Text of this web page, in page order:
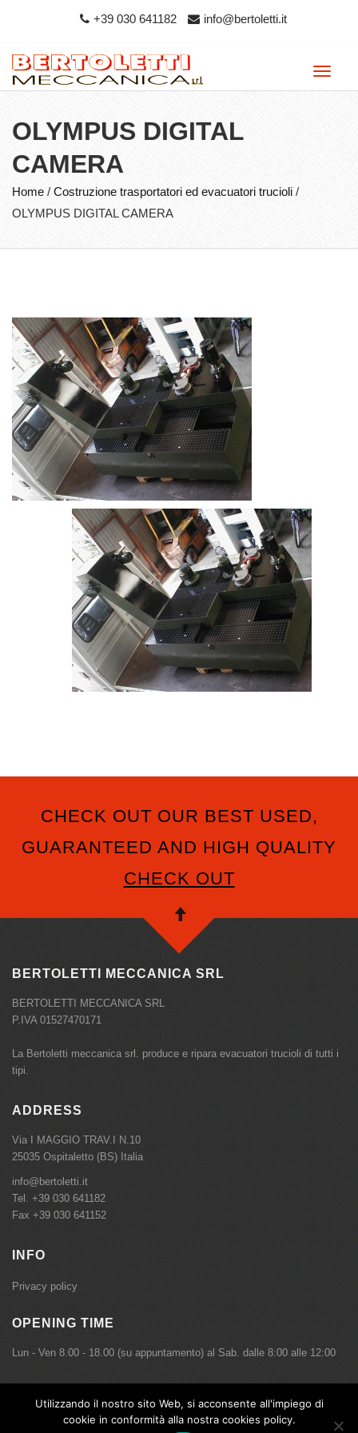
+39 030 641182 info@bertoletti.it
Toggle
OLYMPUS DIGITAL
CAMERA
Home / Costruzione trasportatori ed evacuatori trucioli /
OLYMPUS DIGITAL CAMERA
CHECK OUT OUR BEST USED,
GUARANTEED AND HIGH QUALITY
CHECK OUT
BERTOLETTI MECCANICA SRL
BERTOLETTI MECCANICA SRL
P.IVA 01527470171
La Bertoletti meccanica srl. produce e ripara evacuatori trucioli di tutti i
tipi.
ADDRESS
Via I MAGGIO TRAV.I N.10
25035 Ospitaletto (BS) Italia
info@bertoletti.it
Tel. +39 030 641182
Fax +39 030 641152
INFO
Privacy policy
OPENING TIME
Lun - Ven 8.00 - 18.00 (su appuntamento) al Sab. dalle 8:00 alle 12:00
Copyright © Bertoletti Meccanica Srl - P.IVA 01527470171 - Tutti i diritti sono riservati.
Utilizzando il nostro sito Web, si acconsente all'impiego di
cookie in conformità alla nostra cookies policy.